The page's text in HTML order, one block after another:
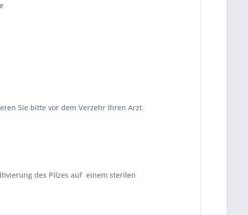
Sie bitte vor dem Verzehr Ihren Arzt.
des Pilzes auf einem sterilen